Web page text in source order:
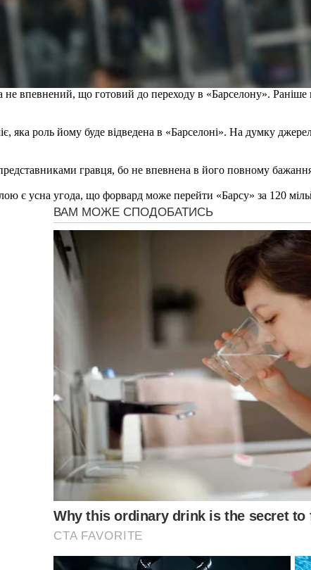
впевнений, що готовий до переходу в «Барселону».
яка роль йому буде відведена в «Барселоні». На думку
гравця, бо не впевнена в його повному
є усна угода, що форвард може перейти «Барсу» за 120